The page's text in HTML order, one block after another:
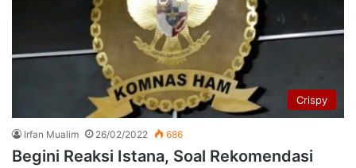
Crispy
Irfan Mualim 26/02/2022 686
Begini Reaksi Istana, Soal Rekomendasi